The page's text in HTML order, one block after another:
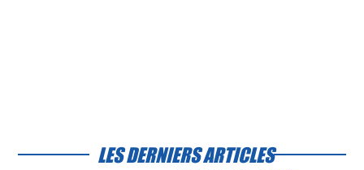
LES DERNIERS ARTICLES